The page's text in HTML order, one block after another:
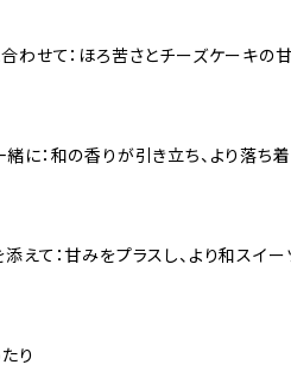
わせて：ほろ苦さとチーズケーキの
に：和の香りが引き立ち、より落ち
えて：甘みをプラスし、より和スイー
り